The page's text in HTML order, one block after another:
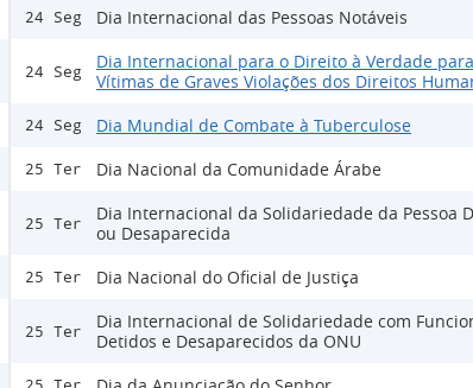
24 Seg Dia Internacional das Pessoas Notáveis
24 Seg
Dia Internacional para o Direito à Verdade
Vítimas de Graves Violações dos Direitos
24 Seg Dia Mundial de Combate à Tuberculose
25 Ter Dia Nacional da Comunidade Árabe
25 Ter
Dia Internacional da Solidariedade da Pessoa
ou Desaparecida
25 Ter Dia Nacional do Oficial de Justiça
25 Ter
Dia Internacional de Solidariedade com
Detidos e Desaparecidos da ONU